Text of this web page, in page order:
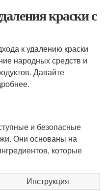
краски с
к удалению краски
народных средств и
Давайте
и безопасные
Они основаны на
которые
Инструкция